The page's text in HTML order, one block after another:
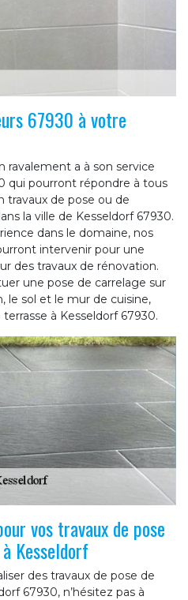
67930 à votre
a à son service
qui pourront répondre à tous
travaux de pose ou de
la ville de Kesseldorf 67930.
dans le domaine, nos
intervenir pour une
des travaux de rénovation.
une pose de carrelage sur
le sol et le mur de cuisine,
à Kesseldorf 67930.
vos travaux de pose
Kesseldorf
des travaux de pose de
67930, n’hésitez pas à